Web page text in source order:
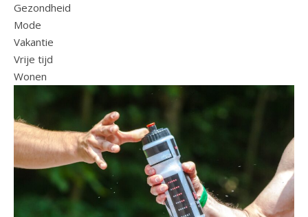
Gezondheid
Mode
Vakantie
Vrije tijd
Wonen